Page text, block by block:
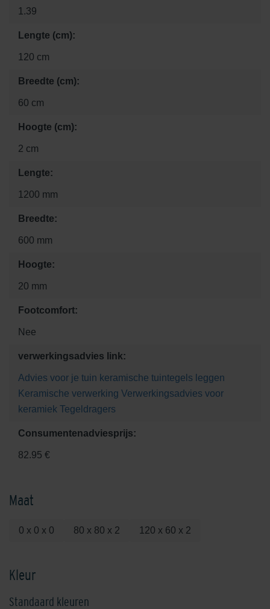
1.39
Lengte (cm):
120 cm
Breedte (cm):
60 cm
Hoogte (cm):
2 cm
Lengte:
1200 mm
Breedte:
600 mm
Hoogte:
20 mm
Footcomfort:
Nee
verwerkingsadvies link:
Advies voor je tuin keramische tuintegels leggen
Keramische verwerking Verwerkingsadvies voor
keramiek Tegeldragers
Consumentenadviesprijs:
82.95 €
Maat
0 x 0 x 0 80 x 80 x 2 120 x 60 x 2
Kleur
Standaard kleuren